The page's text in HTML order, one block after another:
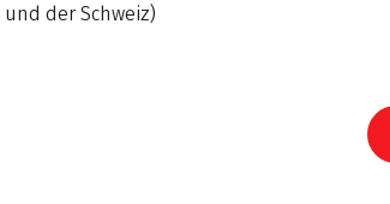
der Schweiz)